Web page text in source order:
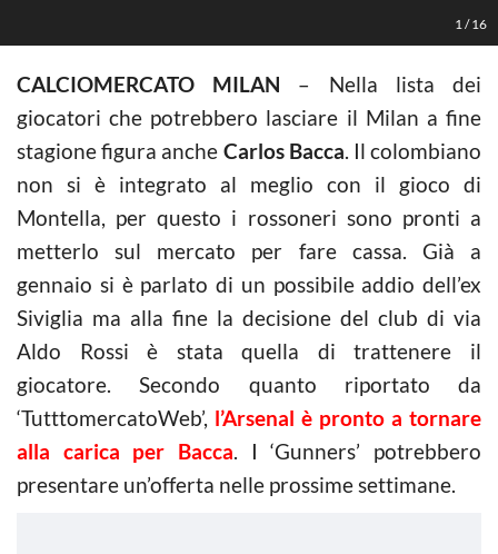
1 /16
CALCIOMERCATO MILAN – Nella lista dei
giocatori che potrebbero lasciare il Milan a fine
stagione figura anche Carlos Bacca. Il colombiano
non si è integrato al meglio con il gioco di
Montella, per questo i rossoneri sono pronti a
metterlo sul mercato per fare cassa. Già a
gennaio si è parlato di un possibile addio dell’ex
Siviglia ma alla fine la decisione del club di via
Aldo Rossi è stata quella di trattenere il
giocatore. Secondo quanto riportato da
‘TutttomercatoWeb’, l’Arsenal è pronto a tornare
alla carica per Bacca. I ‘Gunners’ potrebbero
presentare un’offerta nelle prossime settimane.